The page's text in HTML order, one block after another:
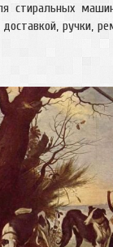
стиральных
ручки,